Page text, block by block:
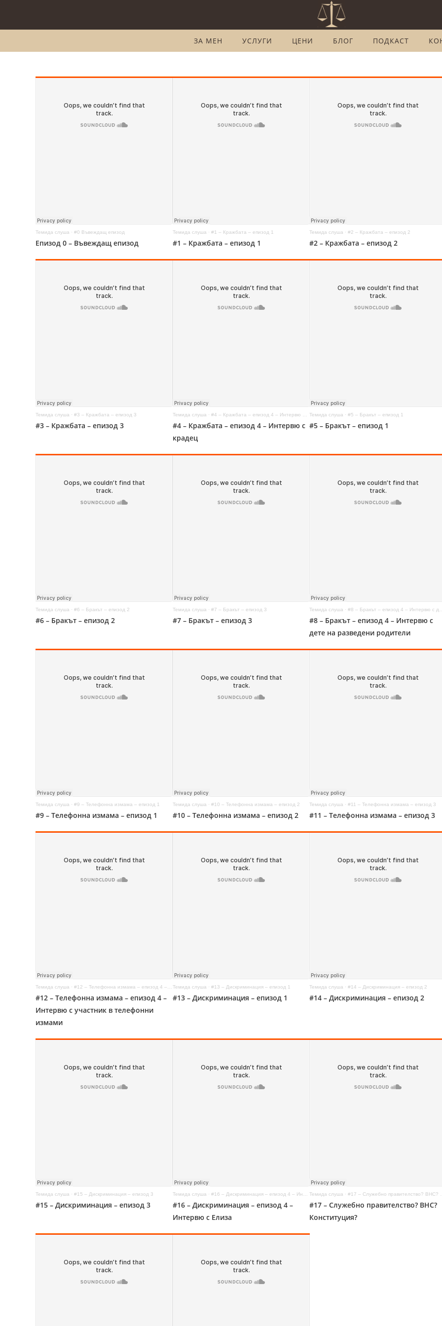
ЗА МЕН УСЛУГИ ЦЕНИ БЛОГ ПОДКАСТ
Темида слуша · #0 Въвеждащ епизод
Епизод 0 – Въвеждащ епизод
Темида слуша · #1 – Кражбата – епизод 1
#1 – Кражбата – епизод 1
Темида слуша ·#2 – Кражбата – епизод 2
#2 – Кражбата – епизод 2
Темида слуша · #3 – Кражбата – епизод 3
#3 – Кражбата – епизод 3
Темида слуша · #4 – Кражбата – епизод 4 – Интервю с крадец
#4 – Кражбата – епизод 4 – Интервю с
крадец
Темида слуша ·#5 – Бракът – епизод 1
#5 – Бракът – епизод 1
Темида слуша · #6 – Бракът – епизод 2
#6 – Бракът – епизод 2
Темида слуша · #7 – Бракът – епизод 3
#7 – Бракът – епизод 3
Темида слуша ·#8 – Бракът – епизод 4 – Интервю с дете на разведени родители
#8 – Бракът – епизод 4 – Интервю с
дете на разведени родители
Темида слуша · #9 – Телефонна измама – епизод 1
#9 – Телефонна измама – епизод 1
Темида слуша · #10 – Телефонна измама – епизод 2
#10 – Телефонна измама – епизод 2
Темида слуша ·#11 – Телефонна измама – епизод 3
#11 – Телефонна измама – епизод 3
Темида слуша · #12 – Телефонна измама – епизод 4 – Интервю с участник в телефонни измами
#12 – Телефонна измама – епизод 4 –
Интервю с участник в телефонни
измами
Темида слуша · #13 – Дискриминация – епизод 1
#13 – Дискриминация – епизод 1
Темида слуша ·#14 – Дискриминация – епизод 2
#14 – Дискриминация – епизод 2
Темида слуша · #15 – Дискриминация – епизод 3
#15 – Дискриминация – епизод 3
Темида слуша · #16 – Дискриминация – епизод 4 – Интервю с Елиза
#16 – Дискриминация – епизод 4 –
Интервю с Елиза
Темида слуша ·#17 – Служебно правителство? ВНС? Конституция?
#17 – Служебно правителство? ВНС?
Конституция?